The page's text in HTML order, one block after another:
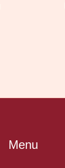
Menu